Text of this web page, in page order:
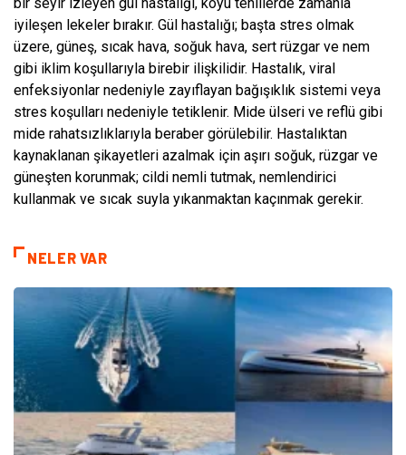
iyileşen lekeler bırakır. Gül hastalığı; başta stres olmak
üzere, güneş, sıcak hava, soğuk hava, sert rüzgar ve nem
gibi iklim koşullarıyla birebir ilişkilidir. Hastalık, viral
enfeksiyonlar nedeniyle zayıflayan bağışıklık sistemi veya
stres koşulları nedeniyle tetiklenir. Mide ülseri ve reflü gibi
mide rahatsızlıklarıyla beraber görülebilir. Hastalıktan
kaynaklanan şikayetleri azalmak için aşırı soğuk, rüzgar ve
güneşten korunmak; cildi nemli tutmak, nemlendirici
kullanmak ve sıcak suyla yıkanmaktan kaçınmak gerekir.
NELER VAR